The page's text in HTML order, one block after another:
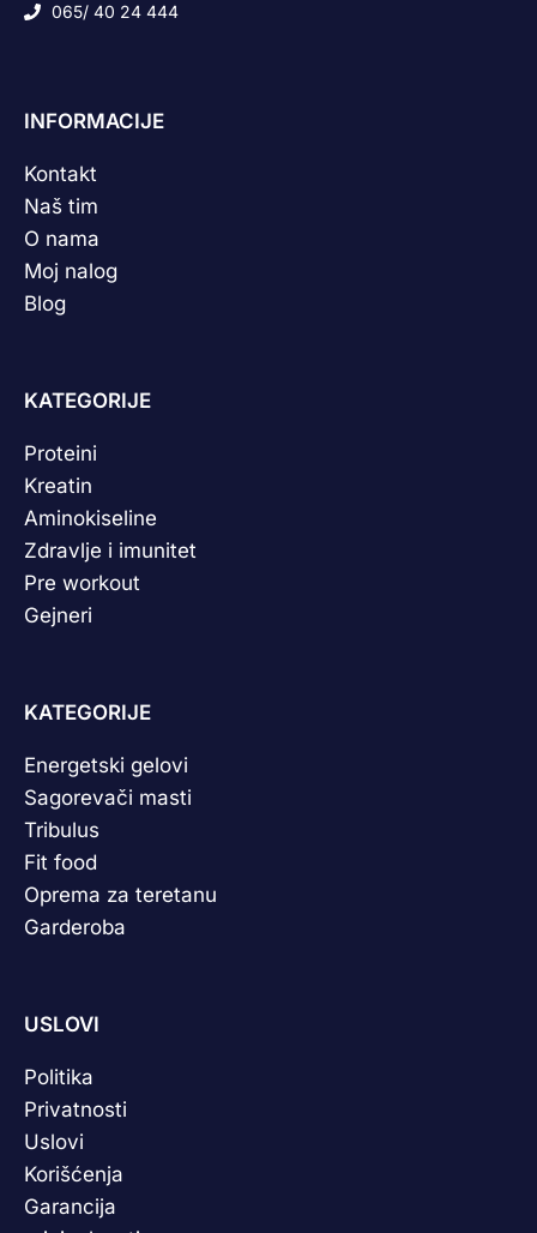
065/ 40 24 444
INFORMACIJE
Kontakt
Naš tim
O nama
Moj nalog
Blog
KATEGORIJE
Proteini
Kreatin
Aminokiseline
Zdravlje i imunitet
Pre workout
Gejneri
KATEGORIJE
Energetski gelovi
Sagorevači masti
Tribulus
Fit food
Oprema za teretanu
Garderoba
USLOVI
Politika
Privatnosti
Uslovi
Korišćenja
Garancija